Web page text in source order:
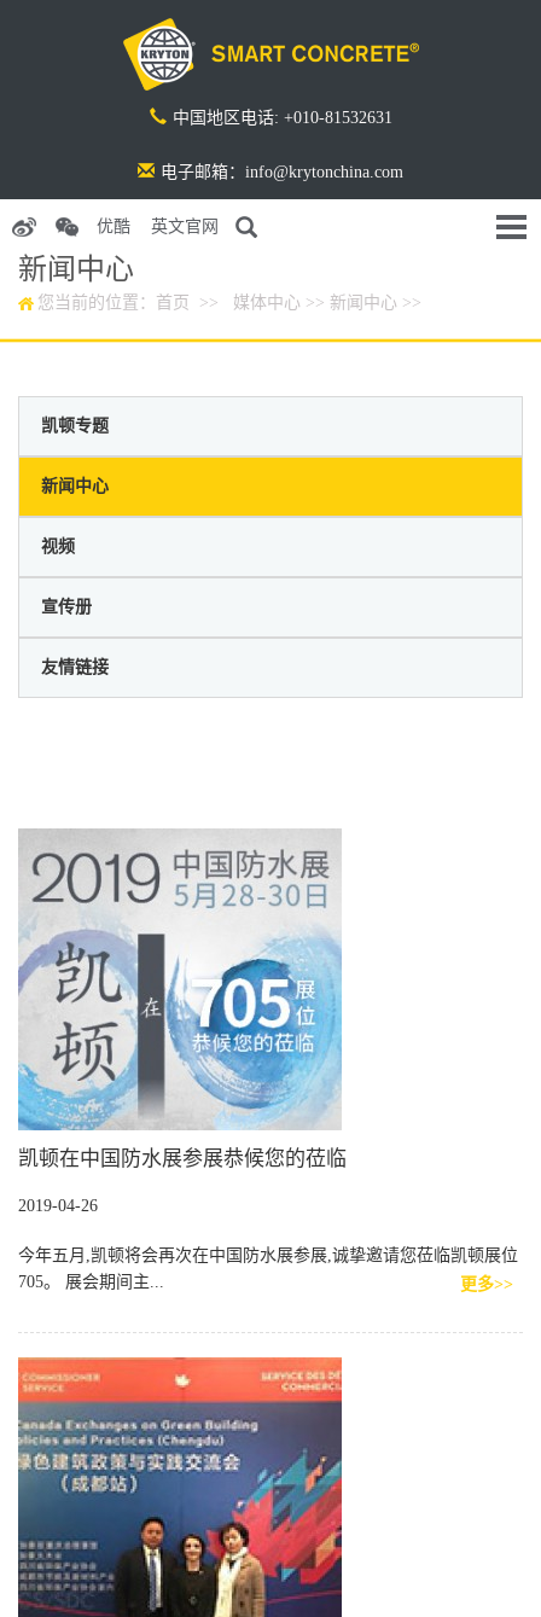
中国地区电话: +010-81532631
电子邮箱：info@krytonchina.com
优酷 英文官网
新闻中心
您当前的位置： 首页 >> 媒体中心 >> 新闻中心 >>
凯顿专题
新闻中心
视频
宣传册
友情链接
凯顿在中国防水展参展恭候您的莅临
2019-04-26
今年五月,凯顿将会再次在中国防水展参展,诚挚邀请您莅临凯顿展位
705。 展会期间主...
更多>>